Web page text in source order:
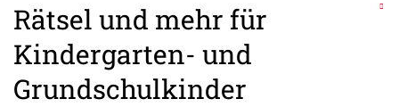
Rätsel und mehr für
Kindergarten- und
Grundschulkinder